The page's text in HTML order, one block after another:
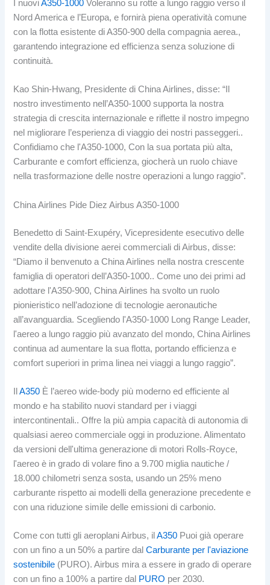
I nuoviA350-1000 Voleranno su rotte a lungo raggio verso il
Nord America e l’Europa, e fornirà piena operatività comune
con la flotta esistente di A350-900 della compagnia aerea.,
garantendo integrazione ed efficienza senza soluzione di
continuità.
Kao Shin-Hwang, Presidente di China Airlines, disse: “Il
nostro investimento nell’A350-1000 supporta la nostra
strategia di crescita internazionale e riflette il nostro impegno
nel migliorare l’esperienza di viaggio dei nostri passeggeri..
Confidiamo che l'A350-1000, Con la sua portata più alta,
Carburante e comfort efficienza, giocherà un ruolo chiave
nella trasformazione delle nostre operazioni a lungo raggio”.
China Airlines Pide Diez Airbus A350-1000
Benedetto di Saint-Exupéry, Vicepresidente esecutivo delle
vendite della divisione aerei commerciali di Airbus, disse:
“Diamo il benvenuto a China Airlines nella nostra crescente
famiglia di operatori dell’A350-1000.. Come uno dei primi ad
adottare l'A350-900, China Airlines ha svolto un ruolo
pionieristico nell’adozione di tecnologie aeronautiche
all’avanguardia. Scegliendo l'A350-1000 Long Range Leader,
l'aereo a lungo raggio più avanzato del mondo, China Airlines
continua ad aumentare la sua flotta, portando efficienza e
comfort superiori in prima linea nei viaggi a lungo raggio”.
IlA350 È l’aereo wide-body più moderno ed efficiente al
mondo e ha stabilito nuovi standard per i viaggi
intercontinentali.. Offre la più ampia capacità di autonomia di
qualsiasi aereo commerciale oggi in produzione. Alimentato
da versioni dell'ultima generazione di motori Rolls-Royce,
l'aereo è in grado di volare fino a 9.700 miglia nautiche /
18.000 chilometri senza sosta, usando un 25% meno
carburante rispetto ai modelli della generazione precedente e
con una riduzione simile delle emissioni di carbonio.
Come con tutti gli aeroplani Airbus, ilA350 Puoi già operare
con un fino a un 50% a partire dalCarburante per l'aviazione
sostenibile (PURO). Airbus mira a essere in grado di operare
con un fino a 100% a partire dal PURO per 2030.